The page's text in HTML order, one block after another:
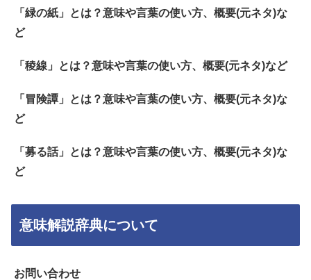
「緑の紙」とは？意味や言葉の使い方、概要(元ネタ)な
ど
「稜線」とは？意味や言葉の使い方、概要(元ネタ)など
「冒険譚」とは？意味や言葉の使い方、概要(元ネタ)な
ど
「募る話」とは？意味や言葉の使い方、概要(元ネタ)な
ど
意味解説辞典について
お問い合わせ